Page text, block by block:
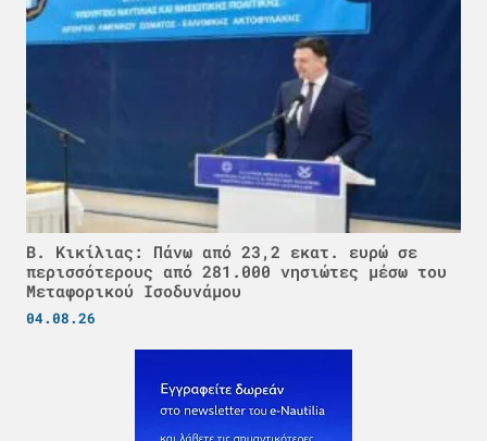
Β. Κικίλιας: Πάνω από 23,2 εκατ. ευρώ σε
περισσότερους από 281.000 νησιώτες μέσω του
Μεταφορικού Ισοδυνάμου
04.08.26